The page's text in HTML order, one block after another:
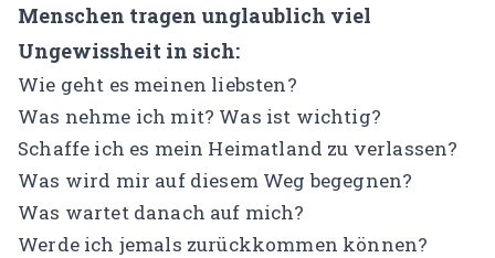
Menschen tragen unglaublich viel
Ungewissheit in sich:
Wie geht es meinen liebsten?
Was nehme ich mit? Was ist wichtig?
Schaffe ich es mein Heimatland zu verlassen?
Was wird mir auf diesem Weg begegnen?
Was wartet danach auf mich?
Werde ich jemals zurückkommen können?